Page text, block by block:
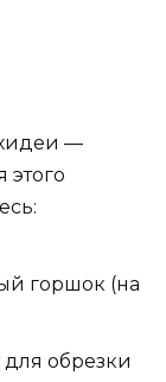
—
этого
горшок (на
обрезки